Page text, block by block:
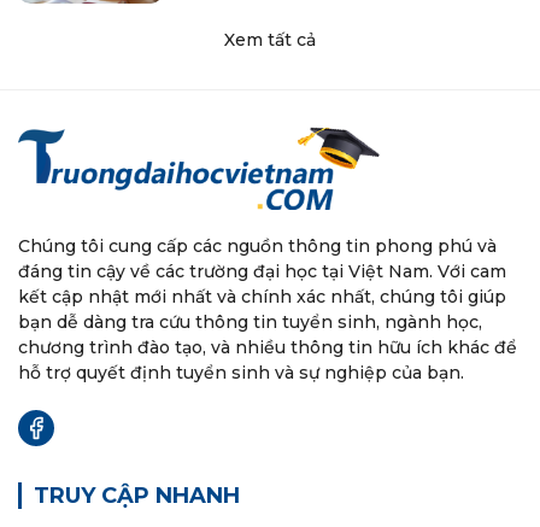
Xem tất cả
Chúng tôi cung cấp các nguồn thông tin phong phú và
đáng tin cậy về các trường đại học tại Việt Nam. Với cam
kết cập nhật mới nhất và chính xác nhất, chúng tôi giúp
bạn dễ dàng tra cứu thông tin tuyển sinh, ngành học,
chương trình đào tạo, và nhiều thông tin hữu ích khác để
hỗ trợ quyết định tuyển sinh và sự nghiệp của bạn.
TRUY CẬP NHANH